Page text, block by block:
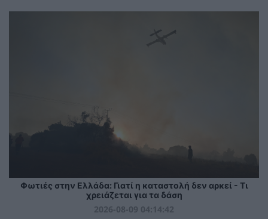
Φωτιές στην Ελλάδα: Γιατί η καταστολή δεν αρκεί - Τι
χρειάζεται για τα δάση
2026-08-09 04:14:42